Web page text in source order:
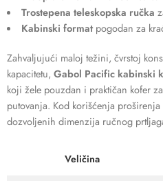
Trostepena teleskopska ručka
Kabinski formatpogodan za
Zahvaljujući maloj težini, čvrstoj
kapacitetu, Gabol Pacific kabinski
koji žele pouzdan i praktičan kofer
putovanja. Kod korišćenja
dozvoljenih dimenzija ručnog
Veličina